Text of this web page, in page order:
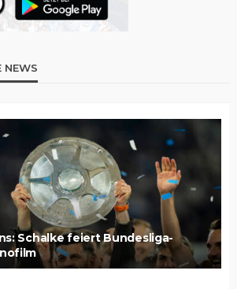
NEWS
Schalke feiert Bundesliga-